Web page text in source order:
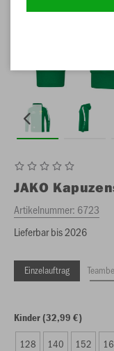
JAKO
Artikelnummer: 6723
Lieferbar bis 2026
Einzelauftrag
Kinder (32,99 €)
128 140 152